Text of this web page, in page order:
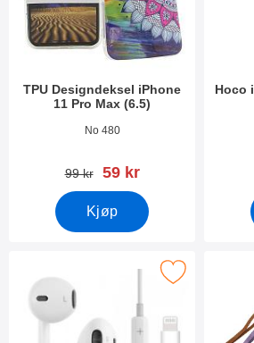
TPU Designdeksel iPhone
11 Pro Max (6.5)
Varenummer 33267
No 480
gammel pris
99 kr ny pris
59 kr
Kjøp
Hoco
Merk hoco Headset til Apple iPhone
Merk